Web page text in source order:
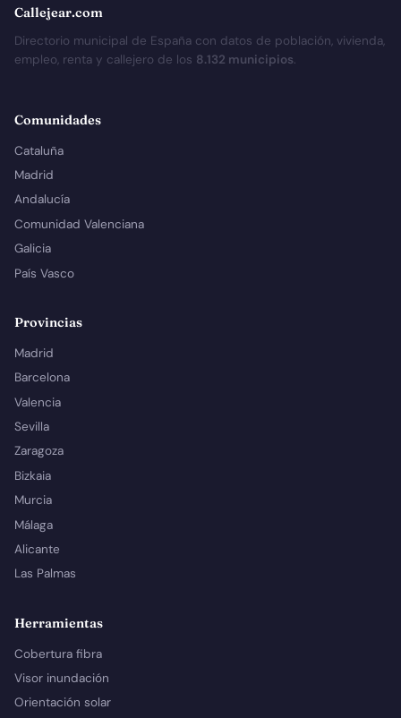
Callejear.com
Directorio municipal de España con datos de población, vivienda,
empleo, renta y callejero de los 8.132 municipios.
Comunidades
Cataluña
Madrid
Andalucía
Comunidad Valenciana
Galicia
País Vasco
Provincias
Madrid
Barcelona
Valencia
Sevilla
Zaragoza
Bizkaia
Murcia
Málaga
Alicante
Las Palmas
Herramientas
Cobertura fibra
Visor inundación
Orientación solar